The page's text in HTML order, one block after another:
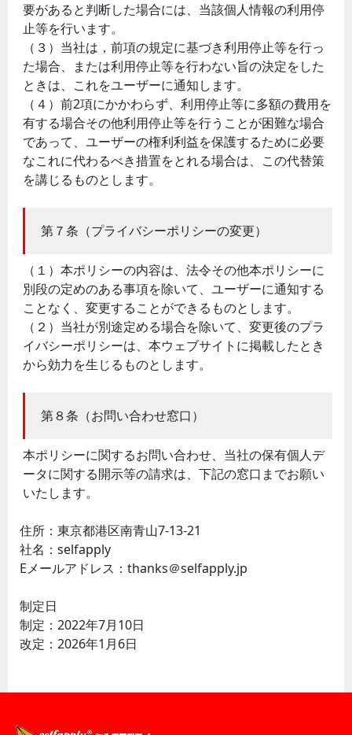
要があると判断した場合には、当該個人情報の利用停
止等を行います。
（３）当社は，前項の規定に基づき利用停止等を行っ
た場合、または利用停止等を行わない旨の決定をした
ときは、これをユーザーに通知します。
（４）前2項にかかわらず、利用停止等に多額の費用を
有する場合その他利用停止等を行うことが困難な場合
であって、ユーザーの権利利益を保護するために必要
なこれに代わるべき措置をとれる場合は、この代替策
を講じるものとします。
第７条（プライバシーポリシーの変更）
（１）本ポリシーの内容は、法令その他本ポリシーに
別段の定めのある事項を除いて、ユーザーに通知する
ことなく、変更することができるものとします。
（２）当社が別途定める場合を除いて、変更後のプラ
イバシーポリシーは、本ウェブサイトに掲載したとき
から効力を生じるものとします。
第８条（お問い合わせ窓口）
本ポリシーに関するお問い合わせ、当社の保有個人デ
ータに関する開示等の請求は、下記の窓口までお願い
いたします。
住所：東京都港区南青山7-13-21
社名：selfapply
Eメールアドレス：thanks＠selfapply.jp
制定日
制定：2022年7月10日
改定：2026年1月6日